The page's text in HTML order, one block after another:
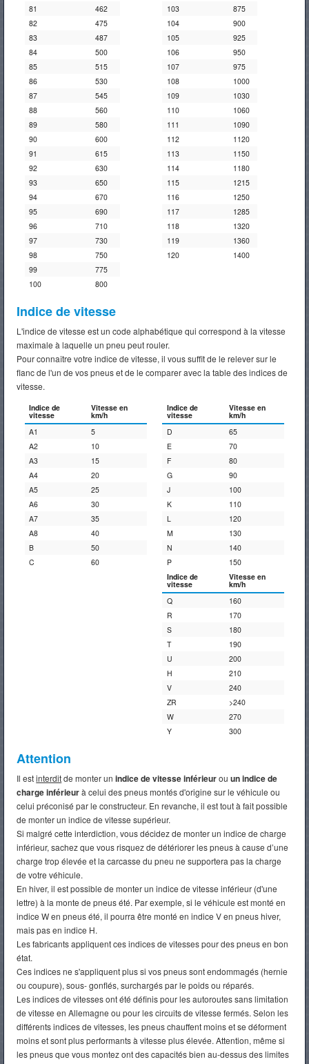
81
462
82
475
83
487
84
500
85
515
86
530
87
545
88
560
89
580
90
600
91
615
92
630
93
650
94
670
95
690
96
710
97
730
98
750
99
775
100
800
103
875
104
900
105
925
106
950
107
975
108
1000
109
1030
110
1060
111
1090
112
1120
113
1150
114
1180
115
1215
116
1250
117
1285
118
1320
119
1360
120
1400
Indice de vitesse
L'indice de vitesse est un code alphabétique qui correspond à la vitesse
maximale à laquelle un pneu peut rouler.
Pour connaître votre indice de vitesse, il vous suffit de le relever sur le
flanc de l'un de vos pneus et de le comparer avec la table des indices de
vitesse.
Indice de
vitesse
Vitesse en
km/h
A1
5
A2
10
A3
15
A4
20
A5
25
A6
30
A7
35
A8
40
B
50
C
60
Indice de
vitesse
Vitesse en
km/h
D
65
E
70
F
80
G
90
J
100
K
110
L
120
M
130
N
140
P
150
Indice de
vitesse
Vitesse en
km/h
Q
160
R
170
S
180
T
190
U
200
H
210
V
240
ZR
>240
W
270
Y
300
Attention
Il estinterditde monter unindice de vitesse inférieurouun indice de
charge inférieurà celui des pneus montés d'origine sur le véhicule ou
celui préconisé par le constructeur. En revanche, il est tout à fait possible
de monter un indice de vitesse supérieur.
Si malgré cette interdiction, vous décidez de monter un indice de charge
inférieur, sachez que vous risquez de détériorer les pneus à cause d’une
charge trop élevée et la carcasse du pneu ne supportera pas la charge
de votre véhicule.
En hiver, il est possible de monter un indice de vitesse inférieur (d'une
lettre) à la monte de pneus été. Par exemple, si le véhicule est monté en
indice W en pneus été, il pourra être monté en indice V en pneus hiver,
mais pas en indice H.
Les fabricants appliquent ces indices de vitesses pour des pneus en bon
état.
Ces indices ne s'appliquent plus si vos pneus sont endommagés (hernie
ou coupure), sous- gonflés, surchargés par le poids ou réparés.
Les indices de vitesses ont été définis pour les autoroutes sans limitation
de vitesse en Allemagne ou pour les circuits de vitesse fermés. Selon les
différents indices de vitesses, les pneus chauffent moins et se déforment
moins et sont plus performants à vitesse plus élevée. Attention, même si
les pneus que vous montez ont des capacités bien au-dessus des limites